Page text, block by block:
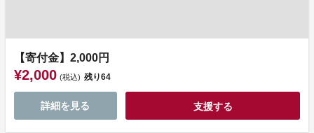
【寄付金】2,000円
¥2,000 (税込) 残り64
詳細を見る 支援する